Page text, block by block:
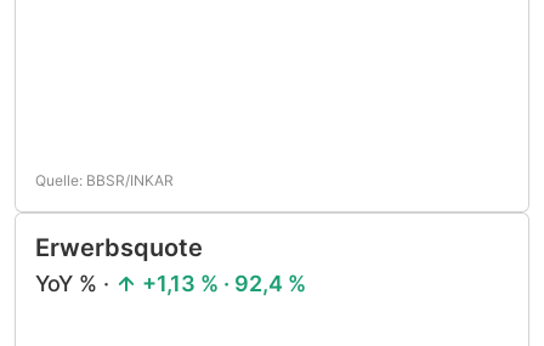
Quelle: BBSR/INKAR
Erwerbsquote
YoY % · +1,13 % · 92,4 %